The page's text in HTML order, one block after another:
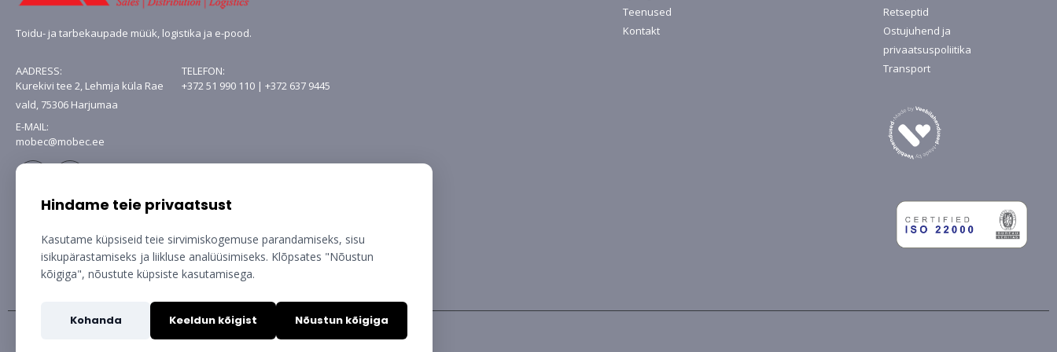
Toidu- ja tarbekaupade müük, logistika ja e-pood.
AADRESS:
Kurekivi tee 2, Lehmja küla Rae
vald, 75306 Harjumaa
TELEFON:
+372 51 990 110 | +372 637 9445
E-MAIL:
mobec@mobec.ee
Teenused
Kontakt
Retseptid
Ostujuhend ja
privaatsuspoliitika
Transport
Hindame teie privaatsust
Kasutame küpsiseid teie sirvimiskogemuse parandamiseks, sisu
isikupärastamiseks ja liikluse analüüsimiseks. Klõpsates "Nõustun
kõigiga", nõustute küpsiste kasutamisega.
Nõustun kõigiga
Keeldun kõigist
Kohanda